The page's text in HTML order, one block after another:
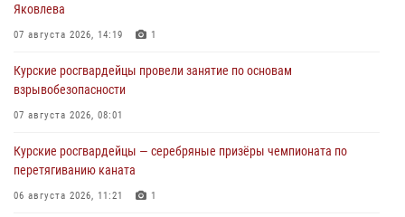
Яковлева
07 августа 2026, 14:19 1
Курские росгвардейцы провели занятие по основам
взрывобезопасности
07 августа 2026, 08:01
Курские росгвардейцы — серебряные призёры чемпионата по
перетягиванию каната
06 августа 2026, 11:21 1